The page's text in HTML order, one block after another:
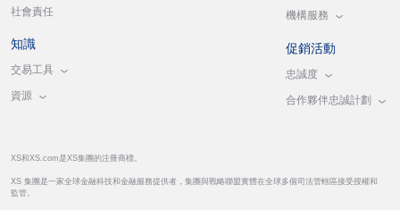
社會責任
知識
交易工具
資源
機構服務
促銷活動
忠誠度
合作夥伴忠誠計劃
XS和XS.com是XS集團的注冊商標。
XS 集團是一家全球金融科技和金融服務提供者，集團與戰略聯盟實體在全球多個司法管轄區接受授權和
監管。